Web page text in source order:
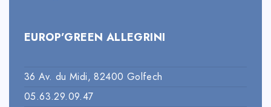
EUROP’GREEN ALLEGRINI
36 Av. du Midi, 82400 Golfech
05.63.29.09.47